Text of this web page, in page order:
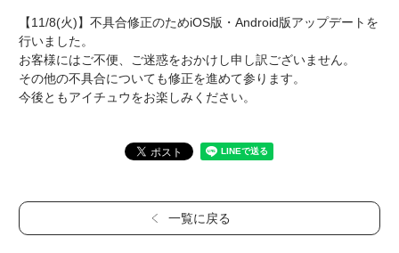
アプリゲーム
イベント・キャンペーン
ミュージック
ユニット&キャラクター
アプリゲーム
イベント・キャンペーン
【11/8(火)】不具合修正のためiOS版・Android版アップデートを
行いました。
お客様にはご不便、ご迷惑をおかけし申し訳ございません。
その他の不具合についても修正を進めて参ります。
今後ともアイチュウをお楽しみください。
一覧に戻る